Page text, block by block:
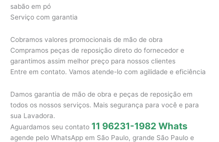
sabão em pó
Serviço com garantia
Cobramos valores promocionais de mão de obra
Compramos peças de reposição direto do fornecedor e
garantimos assim melhor preço para nossos clientes
Entre em contato. Vamos atende-lo com agilidade e eficiência
Damos garantia de mão de obra e peças de reposição em
todos os nossos serviços. Mais segurança para você e para
sua Lavadora.
Aguardamos seu contato 11 96231-1982 Whats
agende pelo WhatsApp em São Paulo, grande São Paulo e